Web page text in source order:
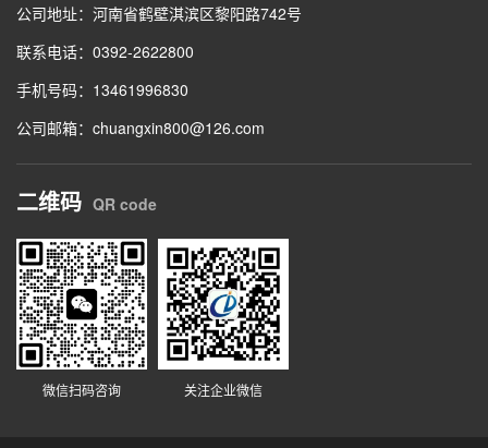
公司地址：河南省鹤壁淇滨区黎阳路742号
联系电话：0392-2622800
手机号码：13461996830
公司邮箱：chuangxin800@126.com
二维码 QR code
微信扫码咨询 关注企业微信